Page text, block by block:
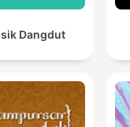
Dangdut